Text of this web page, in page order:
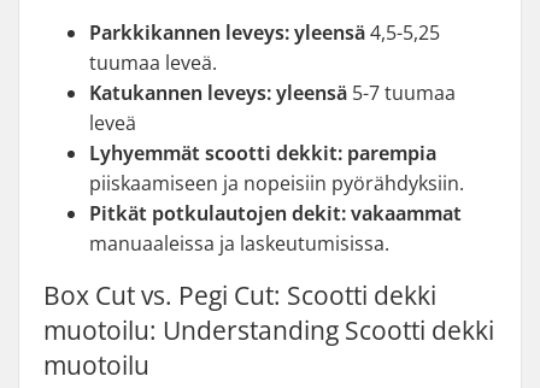
Parkkikannen leveys: yleensä4,5-5,25
tuumaa leveä.
Katukannen leveys: yleensä 5-7 tuumaa
leveä
Lyhyemmät scootti dekkit: parempia
piiskaamiseen ja nopeisiin pyörähdyksiin.
Pitkät potkulautojen dekit: vakaammat
manuaaleissa ja laskeutumisissa.
Box Cut vs. Pegi Cut: Scootti dekki
muotoilu: Understanding Scootti dekki
muotoilu